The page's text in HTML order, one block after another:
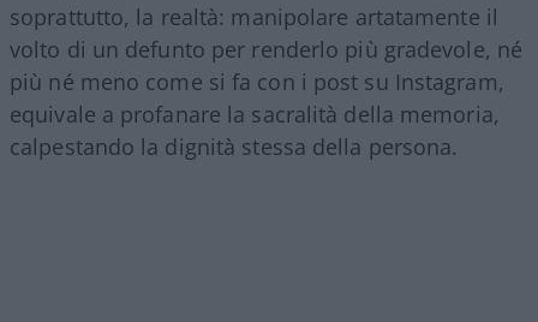
soprattutto, la realtà: manipolare artatamente il
volto di un defunto per renderlo più gradevole, né
più né meno come si fa con i post su Instagram,
equivale a profanare la sacralità della memoria,
calpestando la dignità stessa della persona.